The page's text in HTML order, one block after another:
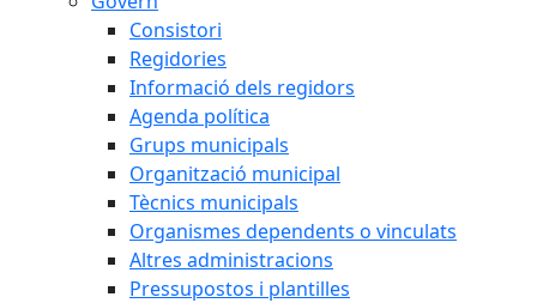
Consistori
Regidories
Informació dels regidors
Agenda política
Grups municipals
Organització municipal
Tècnics municipals
Organismes dependents o vinculats
Altres administracions
Pressupostos i plantilles